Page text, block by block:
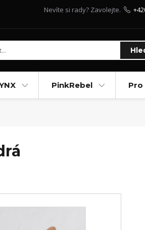
Nevíte si rady? Zavolejte.
PinkRebel Pro